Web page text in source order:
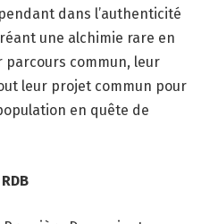
dans l’authenticité
une alchimie rare en
parcours commun, leur
leur projet commun pour
en quête de